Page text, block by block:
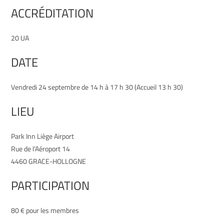
ACCRÉDITATION
20 UA
DATE
Vendredi 24 septembre de 14 h à 17 h 30 (Accueil 13 h 30)
LIEU
Park Inn Liège Airport
Rue de l’Aéroport 14
4460 GRACE-HOLLOGNE
PARTICIPATION
80 € pour les membres